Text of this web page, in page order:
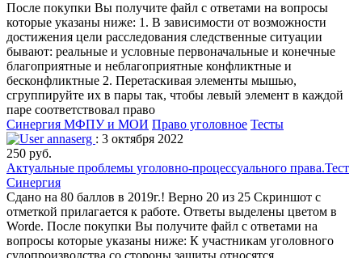
После покупки Вы получите файл с ответами на вопросы
которые указаны ниже: 1. В зависимости от возможности
достижения цели расследования следственные ситуации
бывают: реальные и условные первоначальные и конечные
благоприятные и неблагоприятные конфликтные и
бесконфликтные 2. Перетаскивая элементы мышью,
сгруппируйте их в пары так, чтобы левый элемент в каждой
паре соответствовал право
Синергия МФПУ и МОИ Право уголовное Тесты
annaserg : 3 октября 2022
250 руб.
Актуальные проблемы уголовно-процессуального права.Тест
Синергия
Сдано на 80 баллов в 2019г.! Верно 20 из 25 Скриншот с
отметкой прилагается к работе. Ответы выделены цветом в
Worde. После покупки Вы получите файл с ответами на
вопросы которые указаны ниже: К участникам уголовного
судопроизводства со стороны защиты относятся ...